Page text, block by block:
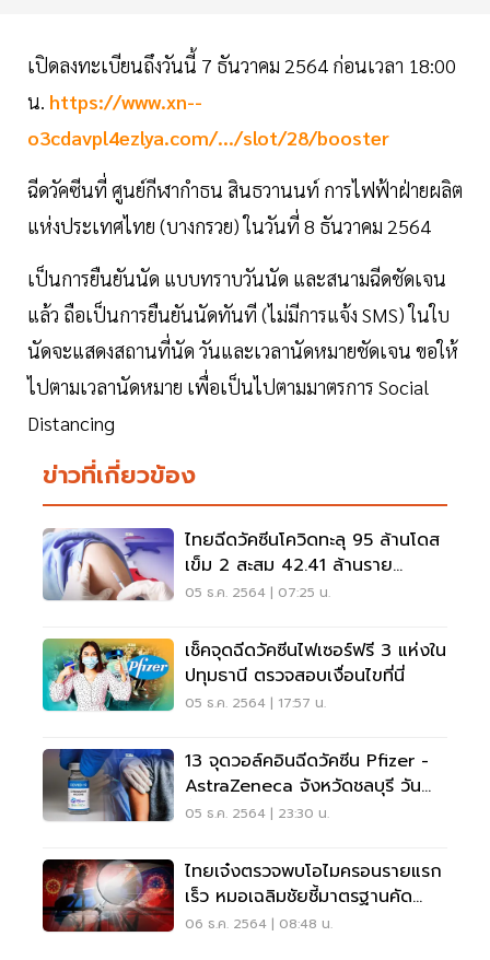
เปิดลงทะเบียนถึงวันนี้ 7 ธันวาคม 2564 ก่อนเวลา 18:00
น. https://www.xn--
o3cdavpl4ezlya.com/.../slot/28/booster
ฉีดวัคซีนที่ ศูนย์กีฬากำธน สินธวานนท์ การไฟฟ้าฝ่ายผลิต
แห่งประเทศไทย (บางกรวย) ในวันที่ 8 ธันวาคม 2564
เป็นการยืนยันนัด แบบทราบวันนัด และสนามฉีดชัดเจน
แล้ว ถือเป็นการยืนยันนัดทันที (ไม่มีการแจ้ง SMS) ในใบ
นัดจะแสดงสถานที่นัด วันและเวลานัดหมายชัดเจน ขอให้
ไปตามเวลานัดหมาย เพื่อเป็นไปตามมาตรการ Social
Distancing
ข่าวที่เกี่ยวข้อง
ไทยฉีดวัคซีนโควิดทะลุ 95 ล้านโดส
เข็ม 2 สะสม 42.41 ล้านราย
58.9% ของประชากร
05 ธ.ค. 2564 | 07:25 น.
เช็คจุดฉีดวัคซีนไฟเซอร์ฟรี 3 แห่งใน
ปทุมธานี ตรวจสอบเงื่อนไขที่นี่
05 ธ.ค. 2564 | 17:57 น.
13 จุดวอล์คอินฉีดวัคซีน Pfizer -
AstraZeneca จังหวัดชลบุรี วัน
นี้-12 ธ.ค.64
05 ธ.ค. 2564 | 23:30 น.
ไทยเจ๋งตรวจพบโอไมครอนรายแรก
เร็ว หมอเฉลิมชัยชี้มาตรฐานคัด
กรองระดับโลก
06 ธ.ค. 2564 | 08:48 น.